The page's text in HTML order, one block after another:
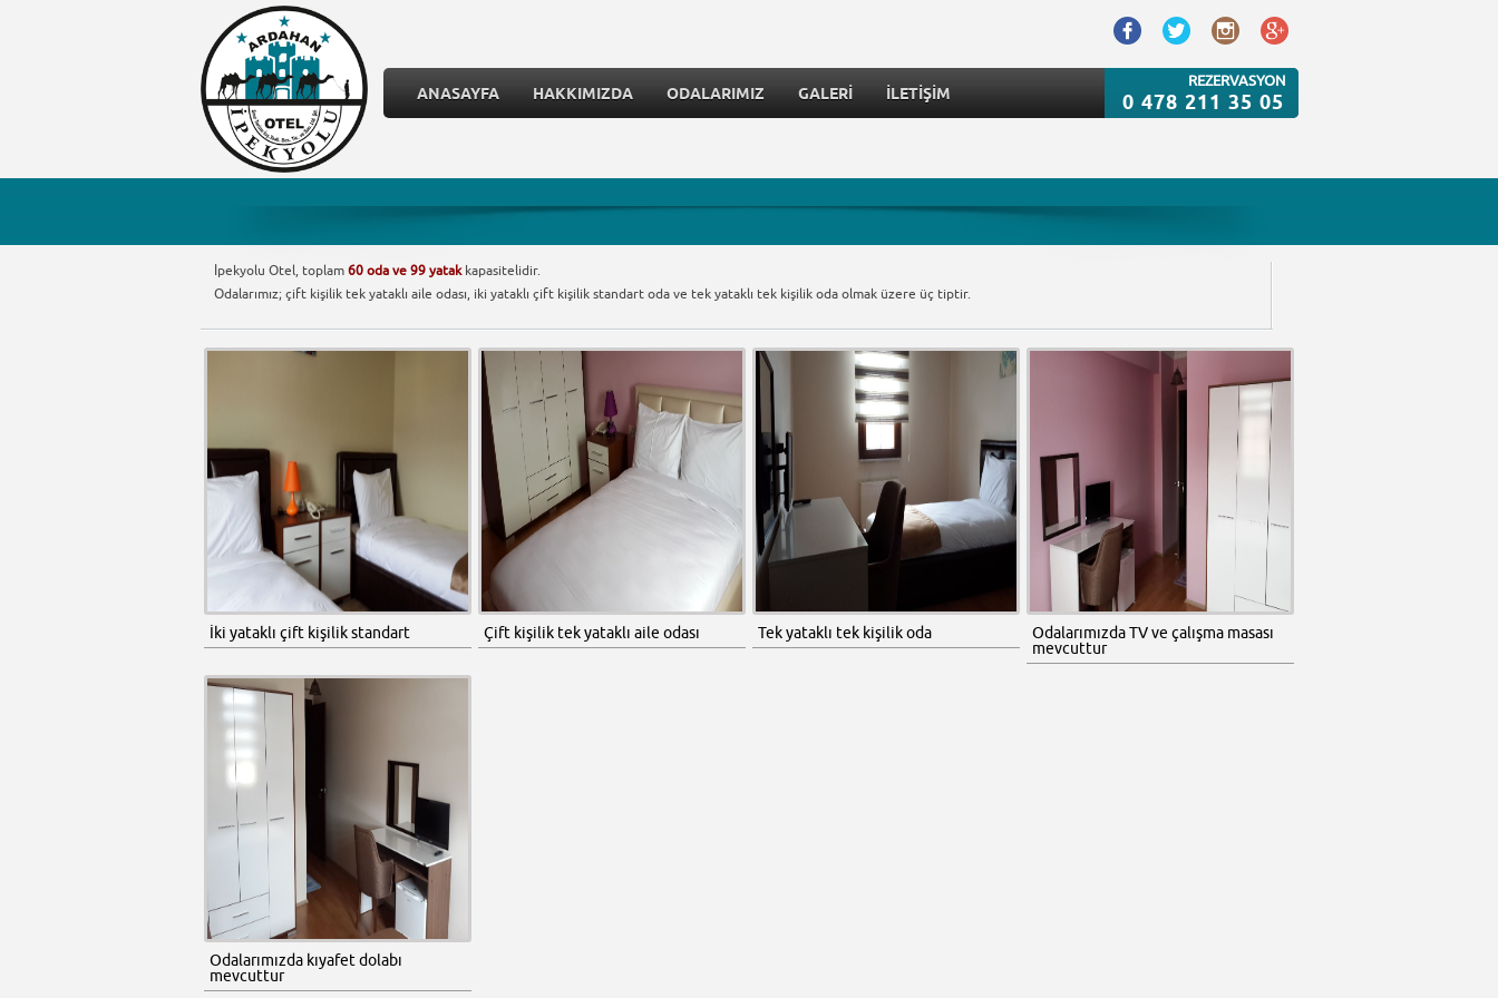
ANASAYFA HAKKIMIZDA ODALARIMIZ GALERİ İLETİŞİM
REZERVASYON
0 478 211 35 05
İpekyolu Otel, toplam60 oda ve 99 yatakkapasitelidir.
Odalarımız; çift kişilik tek yataklı aile odası, iki yataklı çift kişilik standart oda ve tek yataklı tek kişilik oda olmak üzere üç tiptir.
İki yataklı çift kişilik standart Çift kişilik tek yataklı aile odası Tek yataklı tek kişilik oda
Odalarımızda TV ve çalışma masası
mevcuttur
Odalarımızda kıyafet dolabı
mevcuttur